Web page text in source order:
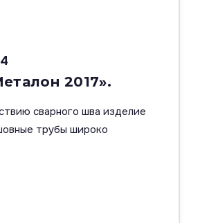
2017».
сварного шва изделие
трубы широко